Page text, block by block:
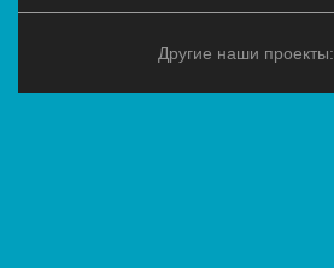
Другие наши проекты: